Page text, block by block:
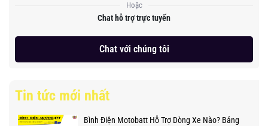
Hoặc
Chat hỗ trợ trực tuyến
Chat với chúng tôi
Tin tức mới nhất
Bình Điện Motobatt Hỗ Trợ Dòng Xe Nào? Bảng